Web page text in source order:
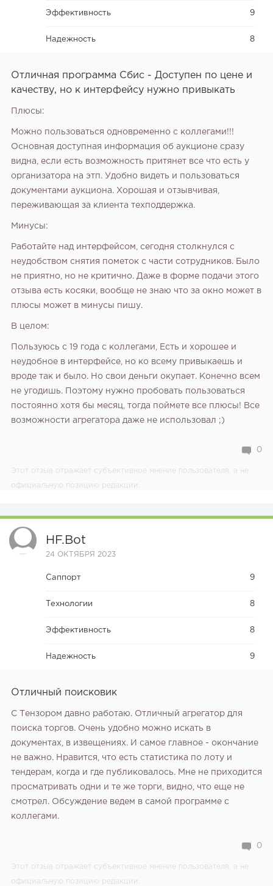
Эффективность 9
Надежность 8
Отличная программа Сбис - Доступен по цене и
качеству, но к интерфейсу нужно привыкать
Плюсы:
Можно пользоваться одновременно с коллегами!!!
Основная доступная информация об аукционе сразу
видна, если есть возможность притянет все что есть у
организатора на этп. Удобно видеть и пользоваться
документами аукциона. Хорошая и отзывчивая,
переживающая за клиента техподдержка.
Минусы:
Работайте над интерфейсом, сегодня столкнулся с
неудобством снятия пометок с части сотрудников. Было
не приятно, но не критично. Даже в форме подачи этого
отзыва есть косяки, вообще не знаю что за окно может в
плюсы может в минусы пишу.
В целом:
Пользуюсь с 19 года с коллегами, Есть и хорошее и
неудобное в интерфейсе, но ко всему привыкаешь и
вроде так и было. Но свои деньги окупает. Конечно всем
не угодишь. Поэтому нужно пробовать пользоваться
постоянно хотя бы месяц, тогда поймете все плюсы! Все
возможности агрегатора даже не использовал ;)
0
Этот отзыв отражает субъективное мнение пользователя, а не
официальную позицию редакции.
HF.bot
24 ОКТЯБРЯ 2023
Саппорт 9
Технологии 8
Эффективность 8
Надежность 9
Отличный поисковик
С Тензором давно работаю. Отличный агрегатор для
поиска торгов. Очень удобно можно искать в
документах, в извещениях. И самое главное - окончание
не важно. Нравится, что есть статистика по лоту и
тендерам, когда и где публиковалось. Мне не приходится
просматривать одни и те же торги, видно, что еще не
смотрел. Обсуждение ведем в самой программе с
коллегами.
0
Этот отзыв отражает субъективное мнение пользователя, а не
официальную позицию редакции.